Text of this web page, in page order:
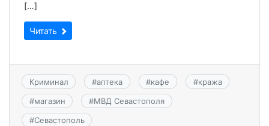
[…]
Читать
Криминал #аптека #кафе #кража
#магазин #МВД Севастополя
#Севастополь